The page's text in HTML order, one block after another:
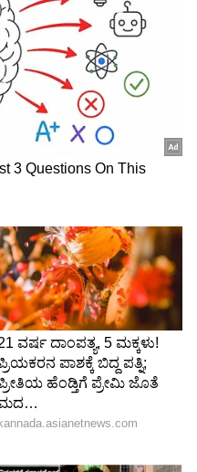
ಅಧಿಕೃತ ಮೀಟರ್
ಈ ಮೇಲಿನ
ಇದು ಕೇವಲ ಮಾಹಿತಿ
ಫಲಾನುಭವಿಗಳು ಈ
(Subsidy)
ಮಾಹಿತಿಗಾಗಿ ನಿಮ್ಮ
ಸಹಾಯವಾಣಿಯನ್ನು